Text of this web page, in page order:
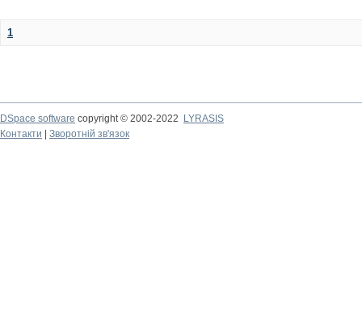
1
DSpace software copyright © 2002-2022
LYRASIS
Контакти
Зворотній зв'язок